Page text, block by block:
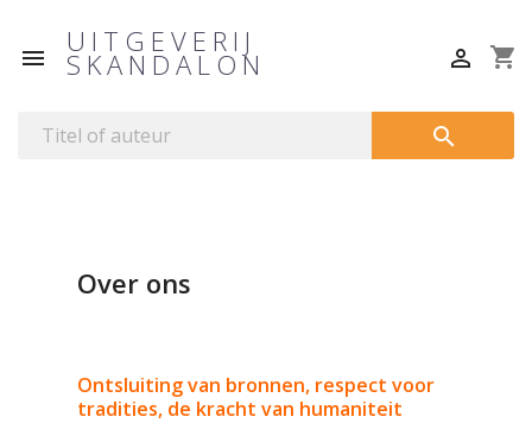
 shopping_cart

UITGEVERIJ
SKANDALON

Over ons
Ontsluiting van bronnen, respect voor
tradities, de kracht van humaniteit